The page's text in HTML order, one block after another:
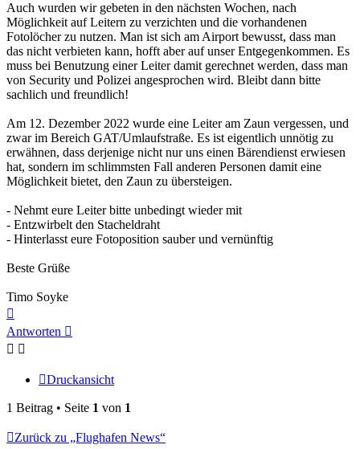
Auch wurden wir gebeten in den nächsten Wochen, nach
Möglichkeit auf Leitern zu verzichten und die vorhandenen
Fotolöcher zu nutzen. Man ist sich am Airport bewusst, dass man
das nicht verbieten kann, hofft aber auf unser Entgegenkommen. Es
muss bei Benutzung einer Leiter damit gerechnet werden, dass man
von Security und Polizei angesprochen wird. Bleibt dann bitte
sachlich und freundlich!
Am 12. Dezember 2022 wurde eine Leiter am Zaun vergessen, und
zwar im Bereich GAT/Umlaufstraße. Es ist eigentlich unnötig zu
erwähnen, dass derjenige nicht nur uns einen Bärendienst erwiesen
hat, sondern im schlimmsten Fall anderen Personen damit eine
Möglichkeit bietet, den Zaun zu übersteigen.
- Nehmt eure Leiter bitte unbedingt wieder mit
- Entzwirbelt den Stacheldraht
- Hinterlasst eure Fotoposition sauber und vernünftig
Beste Grüße
Timo Soyke
oben
Antworten
Druckansicht
1 Beitrag • Seite 1 von 1
Zurück zu „Flughafen News“